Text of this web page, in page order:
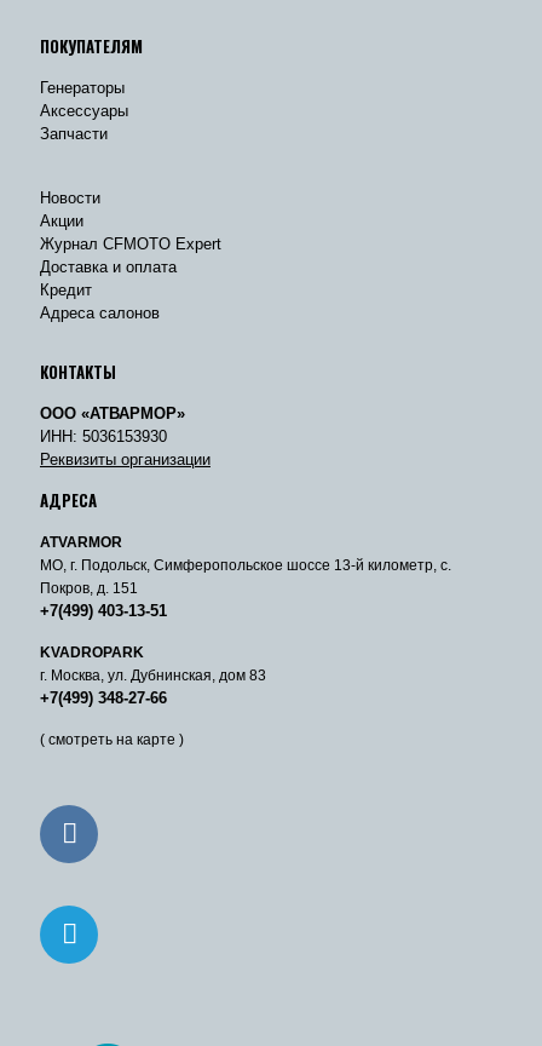
ПОКУПАТЕЛЯМ
Генераторы
Аксессуары
Запчасти
Новости
Акции
Журнал CFMOTO Expert
Доставка и оплата
Кредит
Адреса салонов
КОНТАКТЫ
ООО «АТВАРМОР»
ИНН: 5036153930
Реквизиты организации
АДРЕСА
ATVARMOR
МО, г. Подольск, Симферопольское шоссе 13-й километр, с.
Покров, д. 151
+7(499) 403-13-51
KVADROPARK
г. Москва, ул. Дубнинская, дом 83
+7(499) 348-27-66
( смотреть на карте )